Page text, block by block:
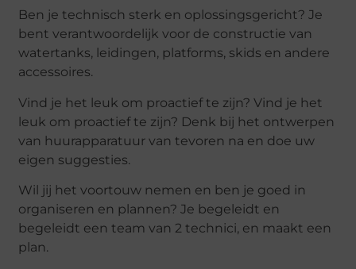
Ben je technisch sterk en oplossingsgericht? Je
bent verantwoordelijk voor de constructie van
watertanks, leidingen, platforms, skids en andere
accessoires.
Vind je het leuk om proactief te zijn? Vind je het
leuk om proactief te zijn? Denk bij het ontwerpen
van huurapparatuur van tevoren na en doe uw
eigen suggesties.
Wil jij het voortouw nemen en ben je goed in
organiseren en plannen? Je begeleidt en
begeleidt een team van 2 technici, en maakt een
plan.